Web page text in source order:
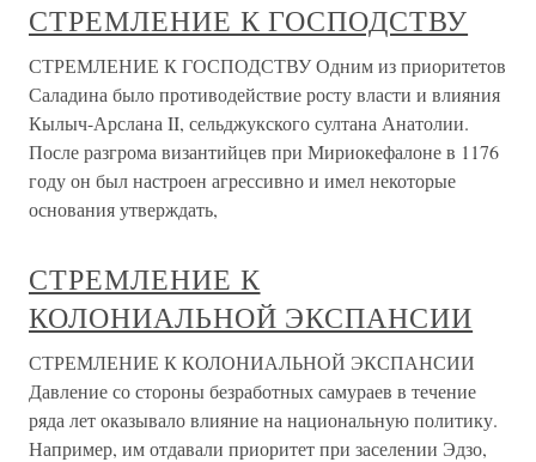
СТРЕМЛЕНИЕ К ГОСПОДСТВУ
СТРЕМЛЕНИЕ К ГОСПОДСТВУ Одним из приоритетов
Саладина было противодействие росту власти и влияния
Кылыч-Арслана II, сельджукского султана Анатолии.
После разгрома византийцев при Мириокефалоне в 1176
году он был настроен агрессивно и имел некоторые
основания утверждать,
СТРЕМЛЕНИЕ К
КОЛОНИАЛЬНОЙ ЭКСПАНСИИ
СТРЕМЛЕНИЕ К КОЛОНИАЛЬНОЙ ЭКСПАНСИИ
Давление со стороны безработных самураев в течение
ряда лет оказывало влияние на национальную политику.
Например, им отдавали приоритет при заселении Эдзо,